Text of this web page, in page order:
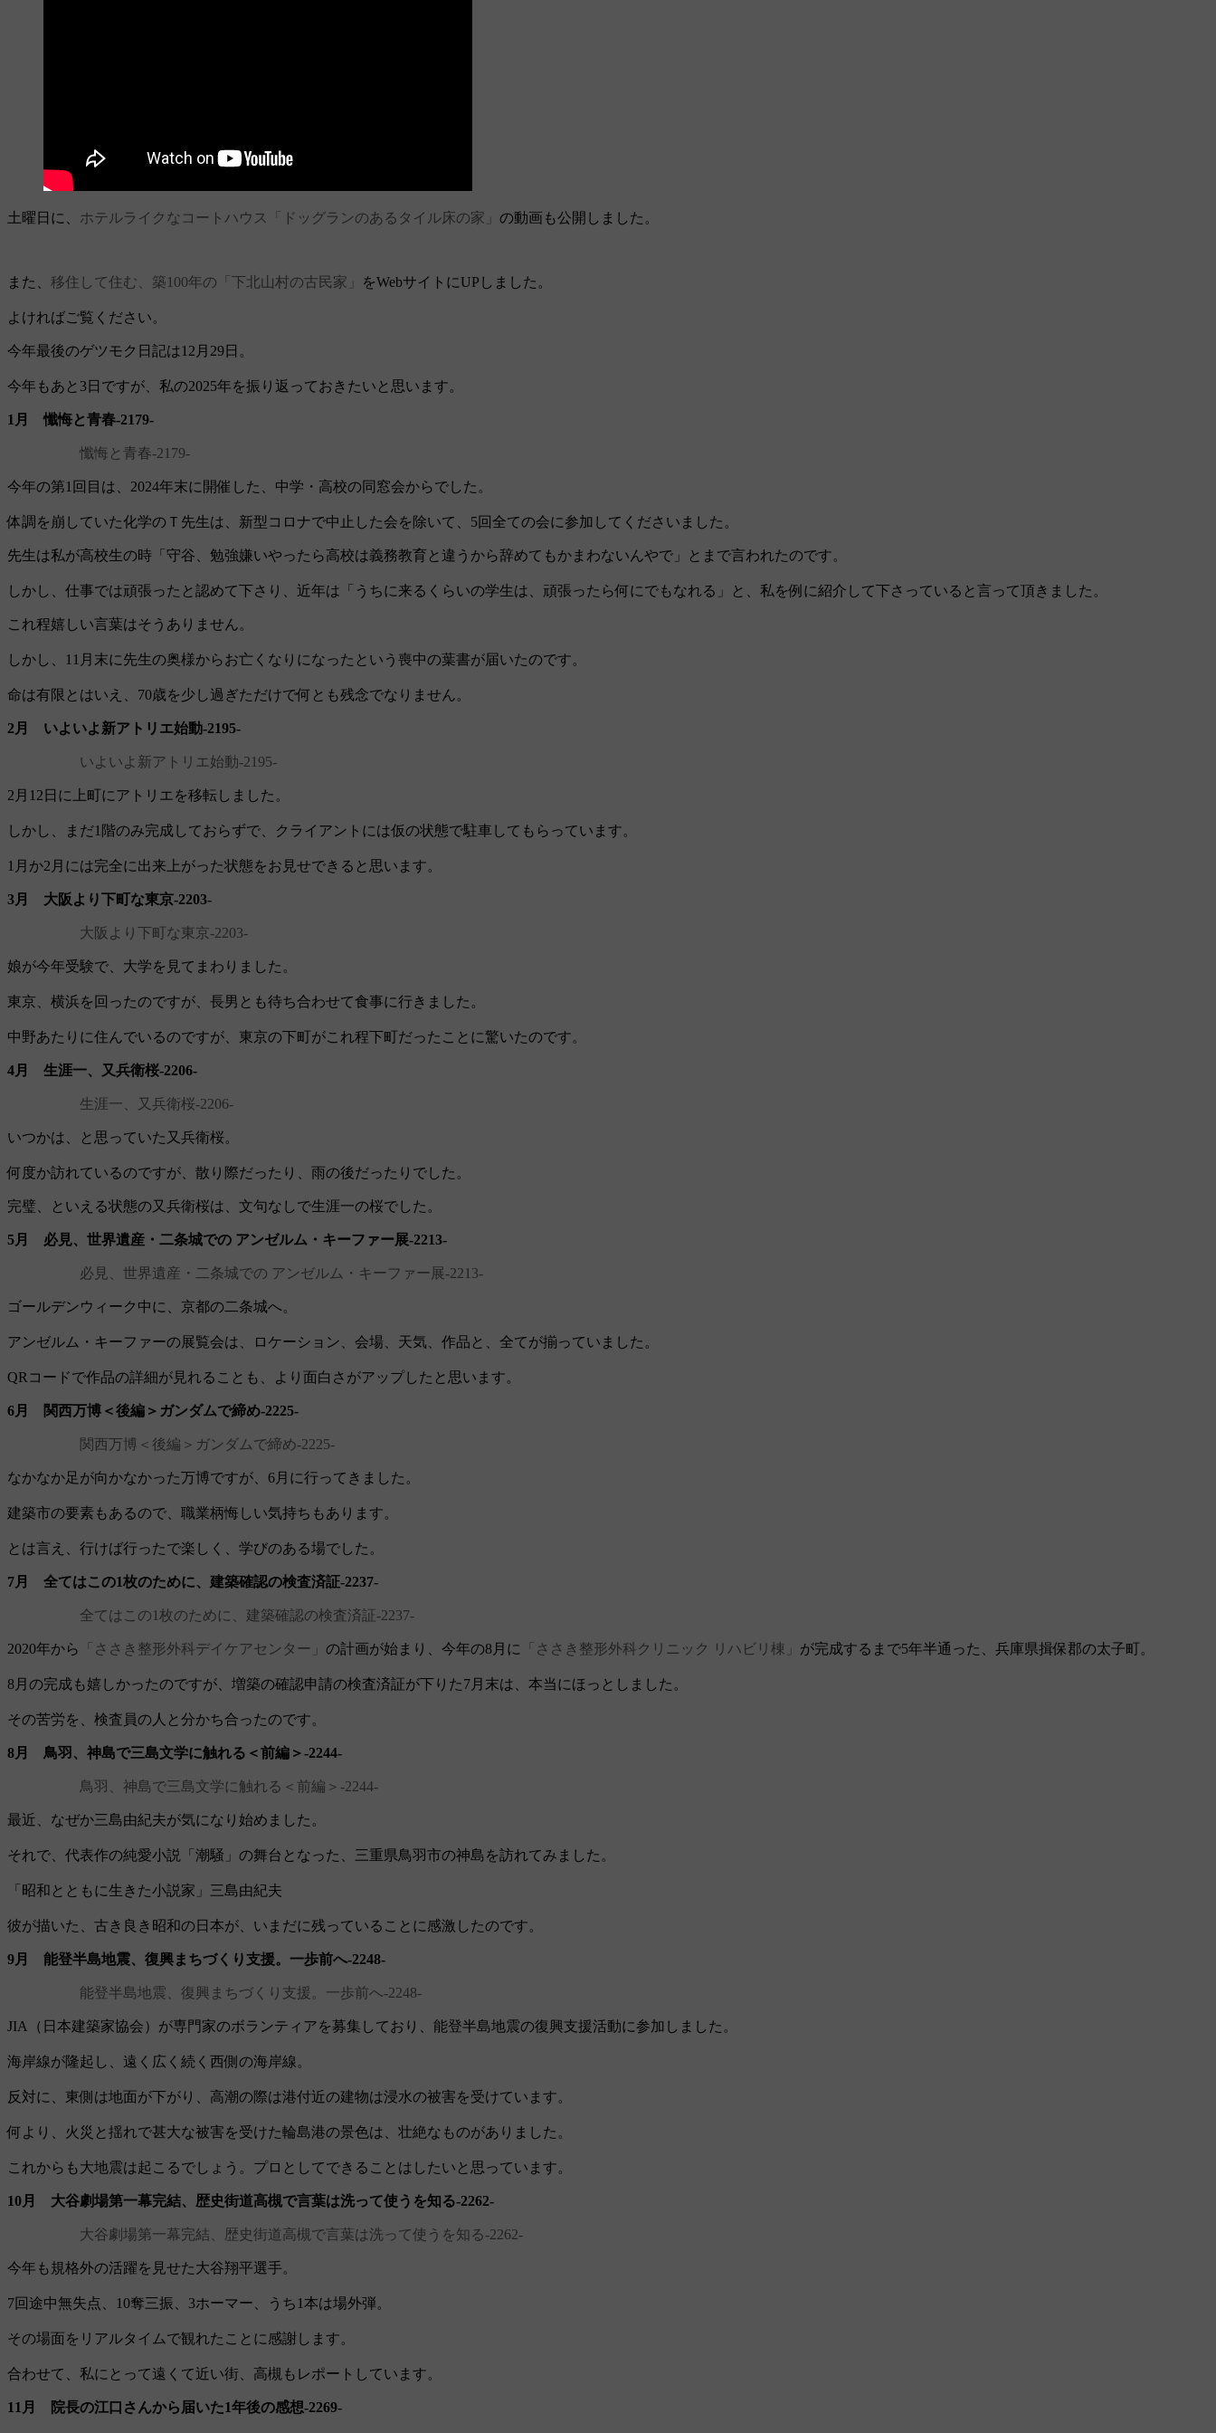
土曜日に、 ホテルライクなコートハウス「ドッグランのあるタイル床の家」 の動画も公開しました。
また、 移住して住む、築100年の「下北山村の古民家」 をWebサイトにUPしました。
よければご覧ください。
今年最後のゲツモク日記は12月29日。
今年もあと3日ですが、私の2025年を振り返っておきたいと思います。
1月 懺悔と青春‐2179‐
懺悔と青春‐2179‐
今年の第1回目は、2024年末に開催した、中学・高校の同窓会からでした。
体調を崩していた化学のＴ先生は、新型コロナで中止した会を除いて、5回全ての会に参加してくださいました。
先生は私が高校生の時「守谷、勉強嫌いやったら高校は義務教育と違うから辞めてもかまわないんやで」とまで言われたのです。
しかし、仕事では頑張ったと認めて下さり、近年は「うちに来るくらいの学生は、頑張ったら何にでもなれる」と、私を例に紹介して下さっていると言って頂きました。
これ程嬉しい言葉はそうありません。
しかし、11月末に先生の奥様からお亡くなりになったという喪中の葉書が届いたのです。
命は有限とはいえ、70歳を少し過ぎただけで何とも残念でなりません。
2月 いよいよ新アトリエ始動‐2195‐
いよいよ新アトリエ始動‐2195‐
2月12日に上町にアトリエを移転しました。
しかし、まだ1階のみ完成しておらずで、クライアントには仮の状態で駐車してもらっています。
1月か2月には完全に出来上がった状態をお見せできると思います。
3月 大阪より下町な東京‐2203‐
大阪より下町な東京‐2203‐
娘が今年受験で、大学を見てまわりました。
東京、横浜を回ったのですが、長男とも待ち合わせて食事に行きました。
中野あたりに住んでいるのですが、東京の下町がこれ程下町だったことに驚いたのです。
4月 生涯一、又兵衛桜‐2206‐
生涯一、又兵衛桜‐2206‐
いつかは、と思っていた又兵衛桜。
何度か訪れているのですが、散り際だったり、雨の後だったりでした。
完璧、といえる状態の又兵衛桜は、文句なしで生涯一の桜でした。
5月 必見、世界遺産・二条城での アンゼルム・キーファー展‐2213‐
必見、世界遺産・二条城での アンゼルム・キーファー展‐2213‐
ゴールデンウィーク中に、京都の二条城へ。
アンゼルム・キーファーの展覧会は、ロケーション、会場、天気、作品と、全てが揃っていました。
QRコードで作品の詳細が見れることも、より面白さがアップしたと思います。
6月 関西万博＜後編＞ガンダムで締め‐2225‐
関西万博＜後編＞ガンダムで締め‐2225‐
なかなか足が向かなかった万博ですが、6月に行ってきました。
建築市の要素もあるので、職業柄悔しい気持ちもあります。
とは言え、行けば行ったで楽しく、学びのある場でした。
7月 全てはこの1枚のために、建築確認の検査済証‐2237‐
全てはこの1枚のために、建築確認の検査済証‐2237‐
2020年から 「ささき整形外科デイケアセンター」 の計画が始まり、今年の8月に 「ささき整形外科クリニック リハビリ棟」 が完成するまで5年半通った、兵庫県揖保郡の太子町。
8月の完成も嬉しかったのですが、増築の確認申請の検査済証が下りた7月末は、本当にほっとしました。
その苦労を、検査員の人と分かち合ったのです。
8月 鳥羽、神島で三島文学に触れる＜前編＞‐2244‐
鳥羽、神島で三島文学に触れる＜前編＞‐2244‐
最近、なぜか三島由紀夫が気になり始めました。
それで、代表作の純愛小説「潮騒」の舞台となった、三重県鳥羽市の神島を訪れてみました。
「昭和とともに生きた小説家」三島由紀夫
彼が描いた、古き良き昭和の日本が、いまだに残っていることに感激したのです。
9月 能登半島地震、復興まちづくり支援。一歩前へ‐2248‐
能登半島地震、復興まちづくり支援。一歩前へ‐2248‐
JIA（日本建築家協会）が専門家のボランティアを募集しており、能登半島地震の復興支援活動に参加しました。
海岸線が隆起し、遠く広く続く西側の海岸線。
反対に、東側は地面が下がり、高潮の際は港付近の建物は浸水の被害を受けています。
何より、火災と揺れで甚大な被害を受けた輪島港の景色は、壮絶なものがありました。
これからも大地震は起こるでしょう。プロとしてできることはしたいと思っています。
10月 大谷劇場第一幕完結、歴史街道高槻で言葉は洗って使うを知る‐2262‐
大谷劇場第一幕完結、歴史街道高槻で言葉は洗って使うを知る‐2262‐
今年も規格外の活躍を見せた大谷翔平選手。
7回途中無失点、10奪三振、3ホーマー、うち1本は場外弾。
その場面をリアルタイムで観れたことに感謝します。
合わせて、私にとって遠くて近い街、高槻もレポートしています。
11月 院長の江口さんから届いた1年後の感想‐2269‐